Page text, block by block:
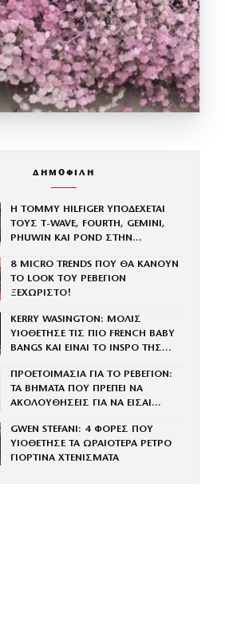
ΔΗΜΟΦΙΛΗ
Η TOMMY HILFIGER ΥΠΟΔΕΧΕΤΑΙ
ΤΟΥΣ Τ-WAVE, FOURTH, GEMINI,
PHUWIN ΚΑΙ POND ΣΤΗΝ
8 MICRO TRENDS ΠΟΥ ΘΑ ΚΑΝΟΥΝ
ΤΟ LOOK ΤΟΥ ΡΕΒΕΓΙΟΝ
ΞΕΧΩΡΙΣΤΟ!
KERRY WASINGTON: ΜΟΛΙΣ
ΥΙΟΘΕΤΗΣΕ ΤΙΣ ΠΙΟ FRENCH BABY
BANGS ΚΑΙ ΕΙΝΑΙ ΤΟ INSPO ΤΗΣ
ΠΡΟΕΤΟΙΜΑΣΙΑ ΓΙΑ ΤΟ ΡΕΒΕΓΙΟΝ:
ΤΑ ΒΗΜΑΤΑ ΠΟΥ ΠΡΕΠΕΙ ΝΑ
ΑΚΟΛΟΥΘΗΣΕΙΣ ΓΙΑ ΝΑ ΕΙΣΑΙ
ΒΡΑΔΙΑ ΤΟΥ ΧΡΟΝΟΥ
GWEN STEFANI: 4 ΦΟΡΕΣ ΠΟΥ
ΥΙΟΘΕΤΗΣΕ ΤΑ ΩΡΑΙΟΤΕΡΑ ΡΕΤΡΟ
ΓΙΟΡΤΙΝΑ ΧΤΕΝΙΣΜΑΤΑ